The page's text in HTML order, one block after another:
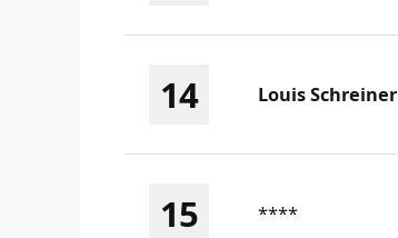
14 Louis Schreiner
15 ****